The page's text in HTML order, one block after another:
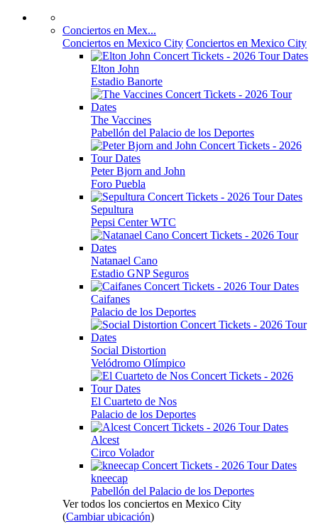
Conciertos en Mex...
Conciertos en Mexico City Conciertos en Mexico City
Elton John
Estadio Banorte
The Vaccines
Pabellón del Palacio de los Deportes
Peter Bjorn and John
Foro Puebla
Sepultura
Pepsi Center WTC
Natanael Cano
Estadio GNP Seguros
Caifanes
Palacio de los Deportes
Social Distortion
Velódromo Olímpico
El Cuarteto de Nos
Palacio de los Deportes
Alcest
Circo Volador
kneecap
Pabellón del Palacio de los Deportes
Ver todos los conciertos en Mexico City
(Cambiar ubicación)